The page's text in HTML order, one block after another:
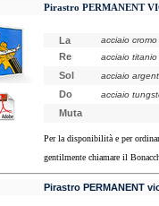
Pirastro PERMANENT
La acciaio cromo
Re acciaio titanio
Sol acciaio
Do acciaio
Muta
Per la disponibilità e per
gentilmente chiamare il
Pirastro PERMANENT